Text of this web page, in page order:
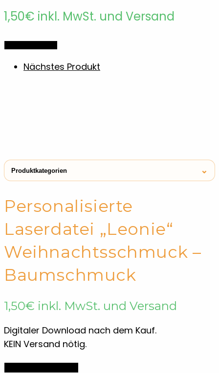
1,50€ inkl. MwSt. und Versand
Nächstes Produkt
Produktkategorien ⌄
Personalisierte
Laserdatei „Leonie“
Weihnachtsschmuck –
Baumschmuck
1,50€ inkl. MwSt. und Versand
Digitaler Download nach dem Kauf.
KEIN Versand nötig.
Personalisierte